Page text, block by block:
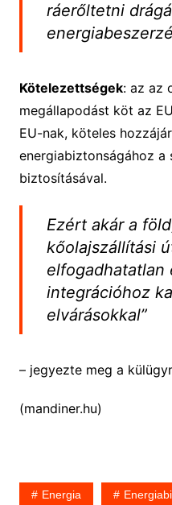
ráerőltetni
Kötelezettségek: az az
megállapodást köt az
EU-nak, köteles
energiabiztonságához a
biztosításával.
Ezért akár a
kőolajszállítási
elfogadhatatlan
integrációhoz
elvárásokkal”
– jegyezte meg a
(mandiner.hu)
Energia